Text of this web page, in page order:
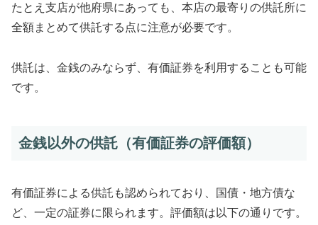
たとえ支店が他府県にあっても、本店の最寄りの供託所に
全額まとめて供託する点に注意が必要です。
供託は、金銭のみならず、有価証券を利用することも可能
です。
金銭以外の供託（有価証券の評価額）
有価証券による供託も認められており、国債・地方債な
ど、一定の証券に限られます。評価額は以下の通りです。